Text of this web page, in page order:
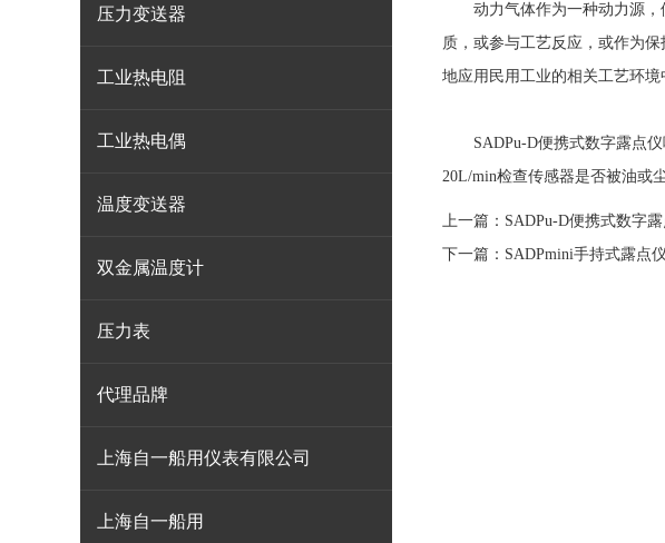
压力变送器
工业热电阻
工业热电偶
温度变送器
双金属温度计
压力表
代理品牌
上海自一船用仪表有限公司
上海自一船用
动力气体作为一种动力源，
质，或参与工艺反应，或作为
地应用民用工业的相关工艺环境
SADPu-D便携式数字露点仪
20L/min检查传感器是否被油或
上一篇： SADPu-D便携式数字
下一篇： SADPmini手持式露点